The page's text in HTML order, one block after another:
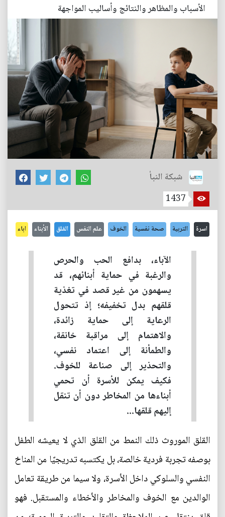
الأسباب والمظاهر والنتائج وأساليب المواجهة
شبكة النبأ
1437
اسرة التربية صحة نفسية الخوف علم النفس القلق الأبناء اباء
الآباء، بدافع الحب والحرص
والرغبة في حماية أبنائهم، قد
يسهمون من غير قصد في تغذية
قلقهم بدل تخفيفه؛ إذ تتحول
الرعاية إلى حماية زائدة،
والاهتمام إلى مراقبة خانقة،
والطمأنة إلى اعتماد نفسي،
والتحذير إلى صناعة للخوف.
فكيف يمكن للأسرة أن تحمي
أبناءها من المخاطر دون أن تنقل
إليهم قلقها...
القلق الموروث ذلك النمط من القلق الذي لا يعيشه الطفل
بوصفه تجربة فردية خالصة، بل يكتسبه تدريجيًا من المناخ
النفسي والسلوكي داخل الأسرة، ولا سيما من طريقة تعامل
الوالدين مع الخوف والمخاطر والأخطاء والمستقبل. فهو